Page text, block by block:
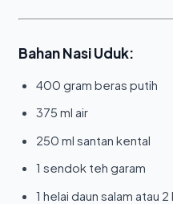
Bahan Nasi Uduk:
400 gram beras putih
375 ml air
250 ml santan kental
1 sendok teh garam
1 helai daun salam atau